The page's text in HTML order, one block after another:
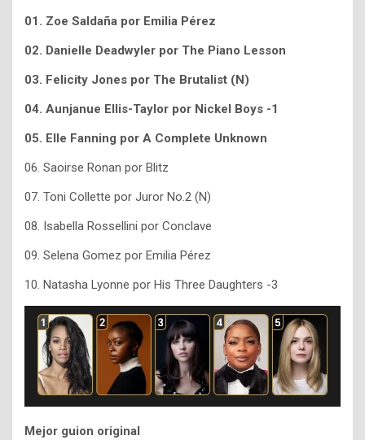
01. Zoe Saldaña por Emilia Pérez
02. Danielle Deadwyler por The Piano Lesson
03. Felicity Jones por The Brutalist (N)
04. Aunjanue Ellis-Taylor por Nickel Boys -1
05. Elle Fanning por A Complete Unknown
06. Saoirse Ronan por Blitz
07. Toni Collette por Juror No.2 (N)
08. Isabella Rossellini por Conclave
09. Selena Gomez por Emilia Pérez
10. Natasha Lyonne por His Three Daughters -3
Mejor guion original